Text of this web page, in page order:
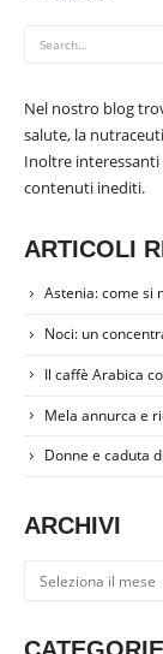
Nel nostro blog
salute, la
Inoltre
contenuti inediti.
ARTICOLI
Astenia: come si
Noci: un
Il caffè Arabica
Mela annurca e
Donne e caduta
ARCHIVI
Archivi